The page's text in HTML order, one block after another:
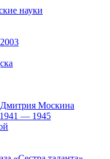
науки
Дмитрия Москина
1941 — 1945